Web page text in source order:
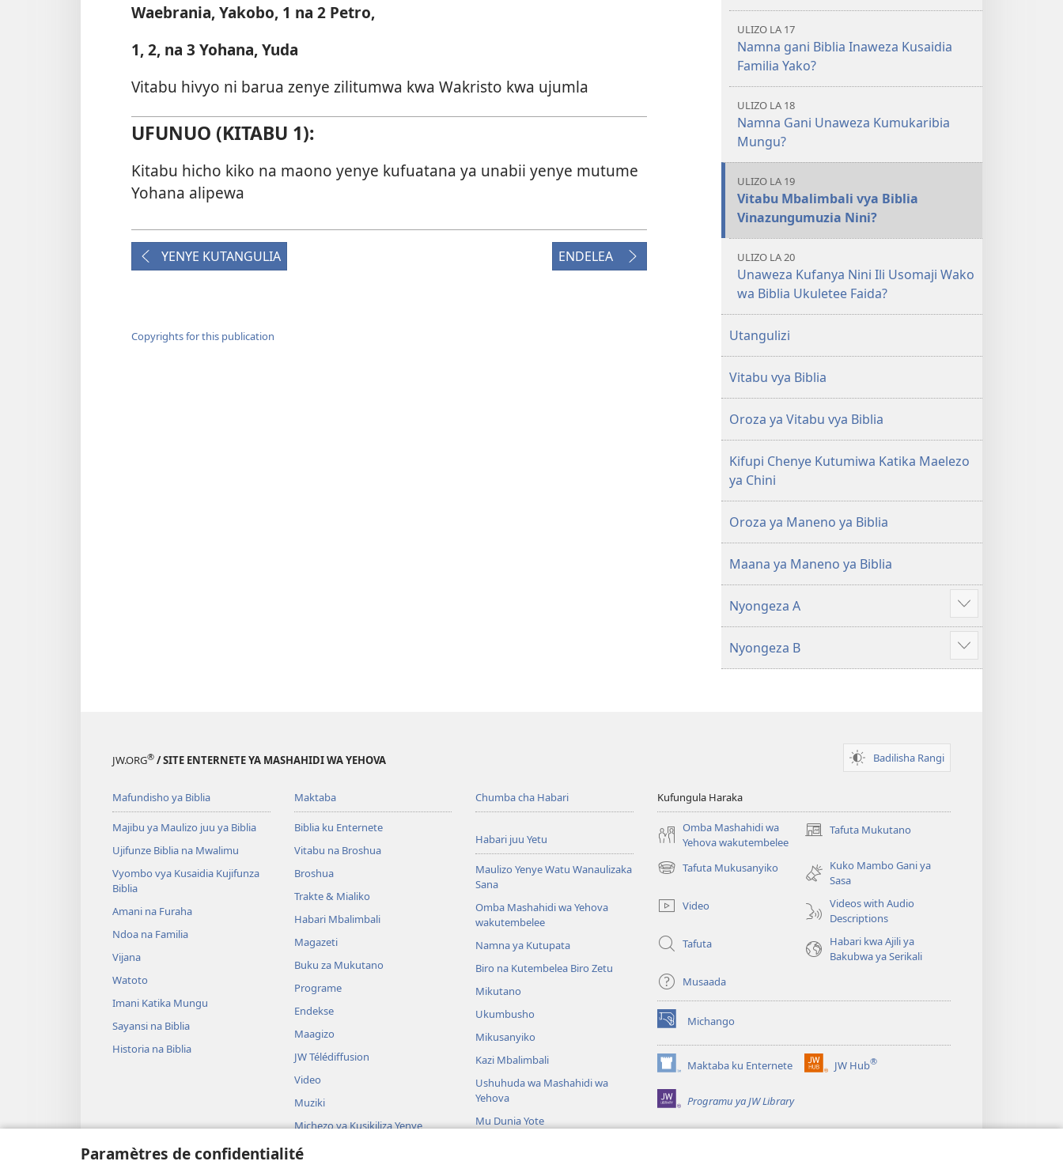
Paramètres de confidentialité
Waebrania, Yakobo, 1 na 2 Petro,
1, 2, na 3 Yohana, Yuda
Vitabu hivyo ni barua zenye zilitumwa kwa Wakristo kwa ujumla
UFUNUO (KITABU 1):
Kitabu hicho kiko na maono yenye kufuatana ya unabii yenye mutume
Yohana alipewa
YENYE KUTANGULIA ENDELEA
Copyrights for this publication
ULIZO LA 17
Namna gani Biblia Inaweza Kusaidia
Familia Yako?
ULIZO LA 18
Namna Gani Unaweza Kumukaribia
Mungu?
ULIZO LA 19
Vitabu Mbalimbali vya Biblia
Vinazungumuzia Nini?
ULIZO LA 20
Unaweza Kufanya Nini Ili Usomaji Wako
wa Biblia Ukuletee Faida?
Utangulizi
Vitabu vya Biblia
Oroza ya Vitabu vya Biblia
Kifupi Chenye Kutumiwa Katika Maelezo
ya Chini
Oroza ya Maneno ya Biblia
Maana ya Maneno ya Biblia
Nyongeza A
Show
more
Nyongeza B
Show
more
JW.ORG® / SITE ENTERNETE YA MASHAHIDI WA YEHOVA Badilisha Rangi
Mafundisho ya Biblia
Majibu ya Maulizo juu ya Biblia
Ujifunze Biblia na Mwalimu
Vyombo vya Kusaidia Kujifunza
Biblia
Amani na Furaha
Ndoa na Familia
Vijana
Watoto
Imani Katika Mungu
Sayansi na Biblia
Historia na Biblia
Maktaba
Biblia ku Enternete
Vitabu na Broshua
Broshua
Trakte & Mialiko
Habari Mbalimbali
Magazeti
Buku za Mukutano
Programe
Endekse
Maagizo
JW Télédiffusion
Video
Muziki
Michezo ya Kusikiliza Yenye
Chumba cha Habari
Habari juu Yetu
Maulizo Yenye Watu Wanaulizaka
Sana
Omba Mashahidi wa Yehova
wakutembelee
Namna ya Kutupata
Biro na Kutembelea Biro Zetu
Mikutano
Ukumbusho
Mikusanyiko
Kazi Mbalimbali
Ushuhuda wa Mashahidi wa
Yehova
Mu Dunia Yote
Kufungula Haraka
Omba Mashahidi wa
Yehova wakutembelee
Tafuta Mukutano
(opens
window)
Tafuta Mukusanyiko
(opens
window)
Kuko Mambo Gani ya
Sasa
Video
Videos with Audio
Descriptions
Tafuta
Habari kwa Ajili ya
Bakubwa ya Serikali
Musaada
Michango
(opens
new
window)Maktaba ku Enternete
(opens
new
window)
JW Hub®
(opens
Programu ya JW Library